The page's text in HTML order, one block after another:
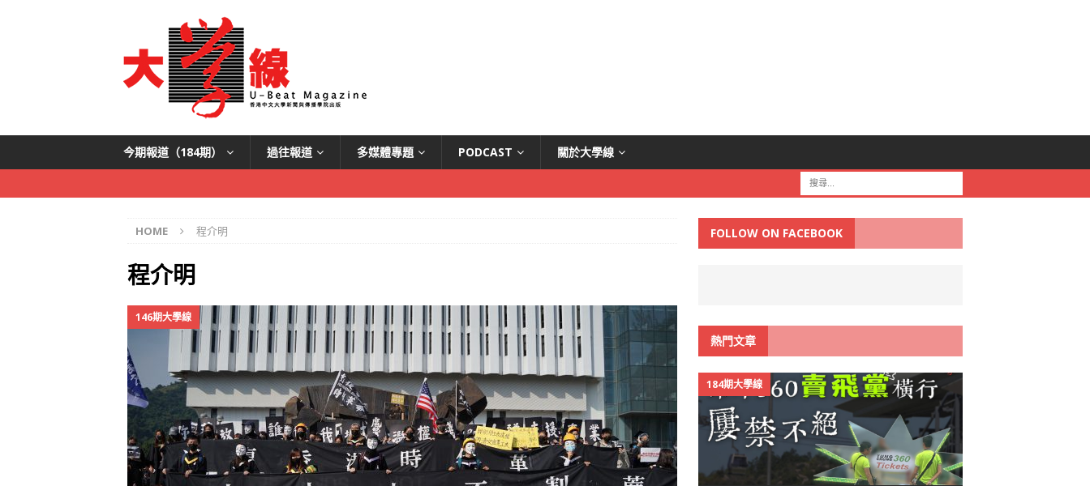
今期報道（184期） 過往報道 多媒體專題 PODCAST 關於大學線
HOME 程介明
程介明
146期大學線
FOLLOW ON FACEBOOK
熱門文章
184期大學線